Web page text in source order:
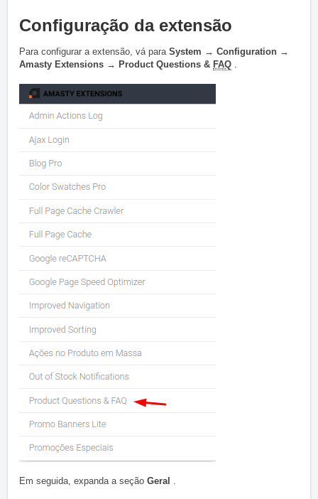
Configuração da extensão
Para configurar a extensão, vá para System → Configuration →
Amasty Extensions → Product Questions & FAQ
Em seguida, expanda a seção Geral .